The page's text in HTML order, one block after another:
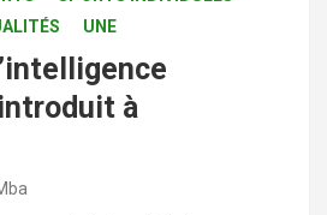
UNE
à